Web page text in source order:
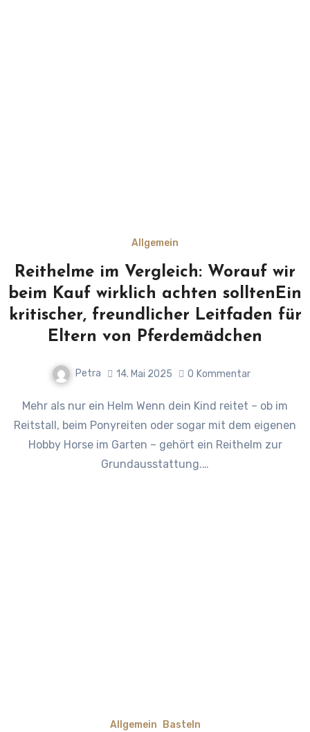
Allgemein
Reithelme im Vergleich: Worauf wir
beim Kauf wirklich achten solltenEin
kritischer, freundlicher Leitfaden für
Eltern von Pferdemädchen
Petra 14. Mai 2025 0 Kommentar
Mehr als nur ein Helm Wenn dein Kind reitet – ob im
Reitstall, beim Ponyreiten oder sogar mit dem eigenen
Hobby Horse im Garten – gehört ein Reithelm zur
Grundausstattung.…
Allgemein Basteln